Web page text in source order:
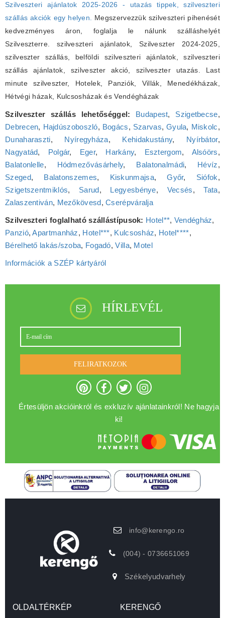
Szilveszteri ajánlatok 2025-2026 - utazás tippek, szilveszteri
szállás akciók egy helyen.
Megszervezzük szilveszteri pihenését
kedvezményes áron, foglalja le nálunk szálláshelyét
Szilveszterre. szilveszteri ajánlatok, Szilveszter 2024-2025,
szilveszter szállás, belföldi szilveszteri ajánlatok, szilveszteri
szállás ajánlatok, szilveszter akció, szilveszter utazás. Last
minute szilveszter, Hotelek, Panziók, Villák, Menedékházak,
Hétvégi házak, Kulcsosházak és Vendégházak
Szilveszter szállás lehetőséggel: Budapest, Szigetbecse,
Debrecen, Hajdúszoboszló, Bogács, Szarvas, Gyula, Miskolc,
Dunaharaszti, Nyíregyháza, Kehidakustány, Nyírbátor,
Nagyatád, Polgár, Eger, Harkány, Esztergom, Alsóörs,
Balatonlelle, Hódmezővásárhely, Balatonalmádi, Hévíz,
Szeged, Balatonszemes, Kiskunmajsa,Győr, Siófok,
Szigetszentmiklós, Sarud, Legyesbénye, Vecsés,Tata,
Zalaszentiván, Mezőkövesd,Cserépváralja
Szilveszteri foglalható szállástípusok: Hotel**, Vendégház,
Panzió,Apartmanház, Hotel***, Kulcsosház, Hotel****,
Bérelhető lakás/szoba, Fogadó,Villa, Motel
Információk a SZÉP kártyáról
HÍRLEVÉL
FELIRATKOZOK
Értesüljön akcióinkról és exkluzív ajánlatainkról! Ne hagyja
ki!
info@kerengo.ro
(004) - 0736651069
Székelyudvarhely
OLDALTÉRKÉP KERENGŐ